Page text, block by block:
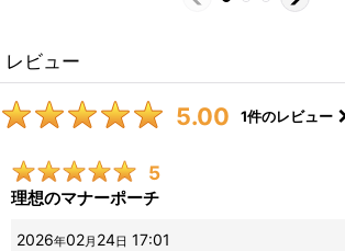
レビュー
5.00 1件のレビュー
5
理想のマナーポーチ
2026年02月 24日 17:01